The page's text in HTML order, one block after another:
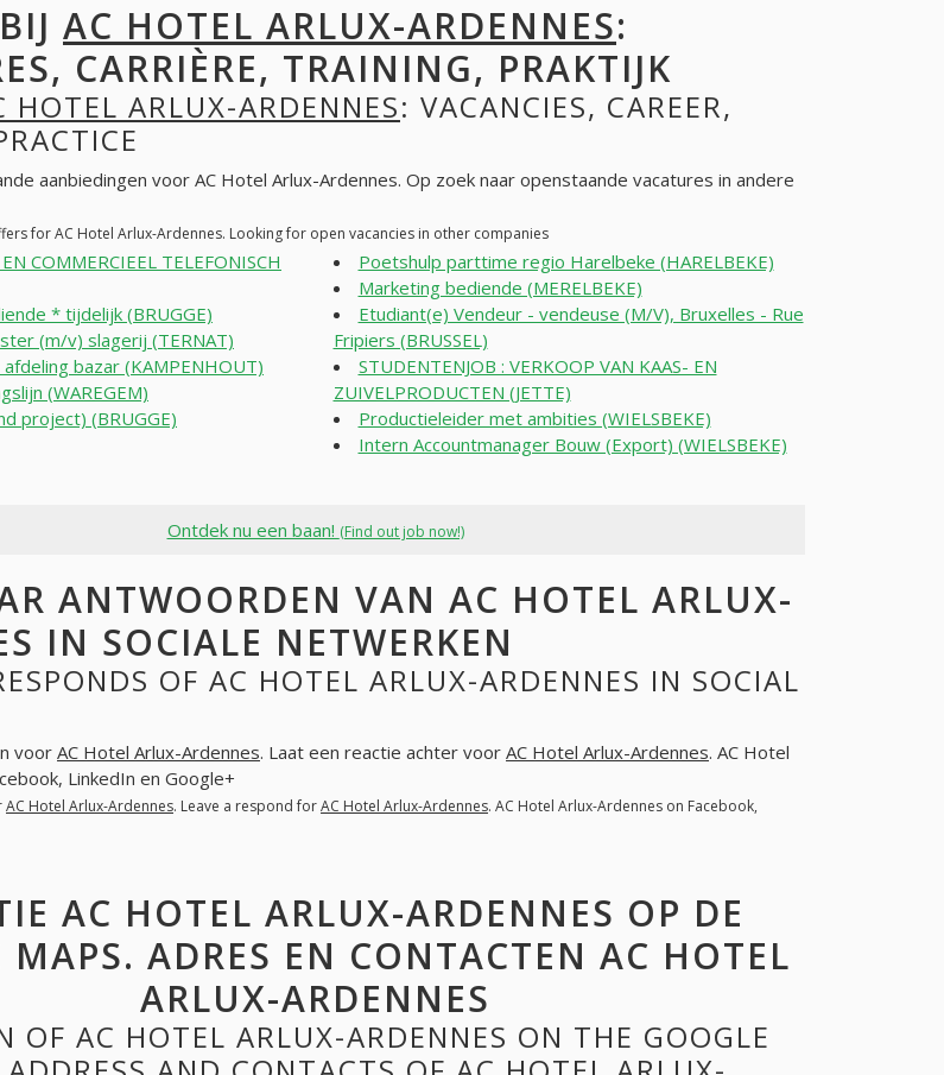
AC HOTEL ARLUX-ARDENNES:
CARRIÈRE, TRAINING, PRAKTIJK
HOTEL ARLUX-ARDENNES: VACANCIES, CAREER,
aanbiedingen voor AC Hotel Arlux-Ardennes. Op zoek naar openstaande vacatures in andere
for AC Hotel Arlux-Ardennes. Looking for open vacancies in other companies
COMMERCIEEL TELEFONISCH
* tijdelijk (BRUGGE)
(m/v) slagerij (TERNAT)
bazar (KAMPENHOUT)
(WAREGEM)
project) (BRUGGE)
Poetshulp parttime regio Harelbeke (HARELBEKE)
Marketing bediende (MERELBEKE)
Etudiant(e) Vendeur - vendeuse (M/V), Bruxelles - Rue
Fripiers (BRUSSEL)
STUDENTENJOB : VERKOOP VAN KAAS- EN
ZUIVELPRODUCTEN (JETTE)
Productieleider met ambities (WIELSBEKE)
Intern Accountmanager Bouw (Export) (WIELSBEKE)
Ontdek nu een baan! (Find out job now!)
ANTWOORDEN VAN AC HOTEL ARLUX-
IN SOCIALE NETWERKEN
OF AC HOTEL ARLUX-ARDENNES IN SOCIAL
voorAC Hotel Arlux-Ardennes. Laat een reactie achter voor AC Hotel Arlux-Ardennes. AC Hotel
LinkedIn en Google+
AC Hotel Arlux-Ardennes. Leave a respond forAC Hotel Arlux-Ardennes. AC Hotel Arlux-Ardennes on Facebook,
AC HOTEL ARLUX-ARDENNES OP DE
MAPS. ADRES EN CONTACTEN AC HOTEL
ARLUX-ARDENNES
OF AC HOTEL ARLUX-ARDENNES ON THE GOOGLE